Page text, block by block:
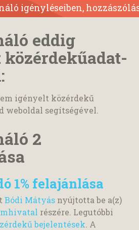
eddig
igényelt közérdekű
weboldal segítségével.
2
1% felajánlása
Bódi Mátyás nyújtotta be a(z)
részére. Legutóbbi
bejelentések. A